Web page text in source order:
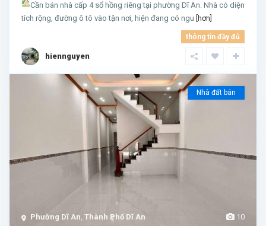
Cần bán nhà cấp 4 sổ hồng riêng tại phường Dĩ An. Nhà có diện
tích rộng, đường ô tô vào tận nơi, hiện đang có ngu [hơn]
thông tin đầy đủ
hiennguyen
10
Phường Dĩ An, Thành Phố Dĩ An
Nhà đất bán